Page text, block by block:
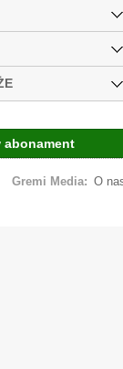
abonament
Gremi Media: O